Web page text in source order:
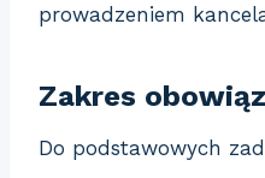
prowadzeniem
Zakres
Do podstawowych